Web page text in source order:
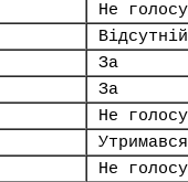
Не
Відсутній
За
За
Не
Утримався
Не